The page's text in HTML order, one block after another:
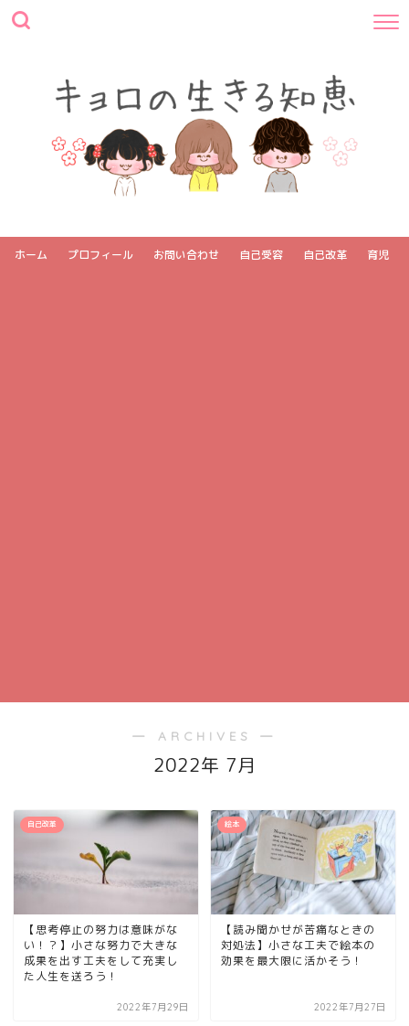
ホーム プロフィール お問い合わせ 自己受容 自己改革 育児
― ARCHIVES ―
2022年 7月
自己改革
【思考停止の努力は意味がな
い！？】小さな努力で大きな
成果を出す工夫をして充実し
た人生を送ろう！
2022年7月29日
絵本
【読み聞かせが苦痛なときの
対処法】小さな工夫で絵本の
効果を最大限に活かそう！
2022年7月27日